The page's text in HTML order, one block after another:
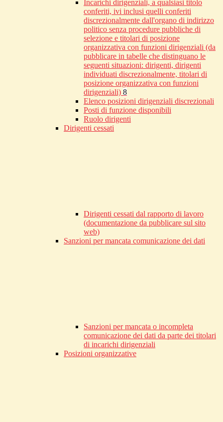
Incarichi dirigenziali, a qualsiasi titolo
conferiti, ivi inclusi quelli conferiti
discrezionalmente dall'organo di indirizzo
politico senza procedure pubbliche di
selezione e titolari di posizione
organizzativa con funzioni dirigenziali (da
pubblicare in tabelle che distinguano le
seguenti situazioni: dirigenti, dirigenti
individuati discrezionalmente, titolari di
posizione organizzativa con funzioni
dirigenziali) 8
Elenco posizioni dirigenziali discrezionali
Posti di funzione disponibili
Ruolo dirigenti
Dirigenti cessati
Dirigenti cessati dal rapporto di lavoro
(documentazione da pubblicare sul sito
web)
Sanzioni per mancata comunicazione dei dati
Sanzioni per mancata o incompleta
comunicazione dei dati da parte dei titolari
di incarichi dirigenziali
Posizioni organizzative